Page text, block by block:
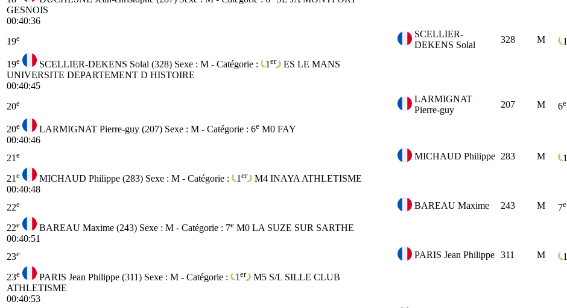
GESNOIS
00:40:36
19e
SCELLIER-
DEKENS Solal
328 M 1
19e SCELLIER-DEKENS Solal (328) Sexe : M - Catégorie : 1 er ES LE MANS
UNIVERSITE DEPARTEMENT D HISTOIRE
00:40:45
20e
LARMIGNAT
Pierre-guy
207 M 6e
20e LARMIGNAT Pierre-guy (207) Sexe : M - Catégorie : 6e M0 FAY
00:40:46
21 e MICHAUD Philippe 283 M 1
21 e MICHAUD Philippe (283) Sexe : M - Catégorie : 1 er M4 INAYA ATHLETISME
00:40:48
22e BAREAU Maxime 243 M 7e
22e BAREAU Maxime (243) Sexe : M - Catégorie : 7e M0 LA SUZE SUR SARTHE
00:40:51
23e PARIS Jean Philippe 311 M 1
23e PARIS Jean Philippe (311) Sexe : M - Catégorie : 1 er M5 S/L SILLE CLUB
ATHLETISME
00:40:53